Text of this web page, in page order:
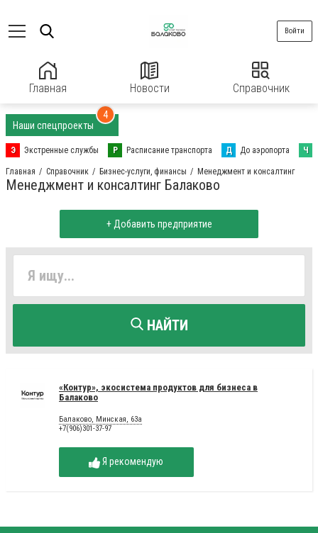
Главная Новости Справочник
Войти
Наши спецпроекты
4
Э Экстренные службы Р Расписание транспорта Д До аэропорта Ч
Главная Справочник Бизнес-услуги, финансы Менеджмент и консалтинг
Менеджмент и консалтинг Балаково
+ Добавить предприятие
НАЙТИ
«Контур», экосистема продуктов для бизнеса в
Балаково
Балаково, Минская, 63а
+7(906)301-37-97
Я рекомендую